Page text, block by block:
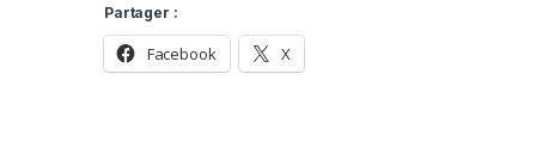
Partager :
Facebook X